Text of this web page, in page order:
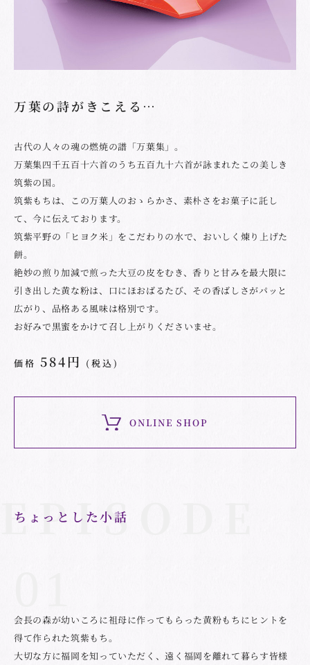
万葉の詩がきこえる…
古代の人々の魂の燃焼の譜「万葉集」。
万葉集四千五百十六首のうち五百九十六首が詠まれたこの美しき
筑紫の国。
筑紫もちは、この万葉人のおゝらかさ、素朴さをお菓子に託し
て、今に伝えております。
筑紫平野の「ヒヨク米」をこだわりの水で、おいしく煉り上げた
餅。
絶妙の煎り加減で煎った大豆の皮をむき、香りと甘みを最大限に
引き出した黄な粉は、口にほおばるたび、その香ばしさがパッと
広がり、品格ある風味は格別です。
お好みで黒蜜をかけて召し上がりくださいませ。
価格 584円 (税込)
ONLINE SHOP
ちょっとした小話
会長の森が幼いころに祖母に作ってもらった黄粉もちにヒントを
得て作られた筑紫もち。
大切な方に福岡を知っていただく、遠く福岡を離れて暮らす皆様